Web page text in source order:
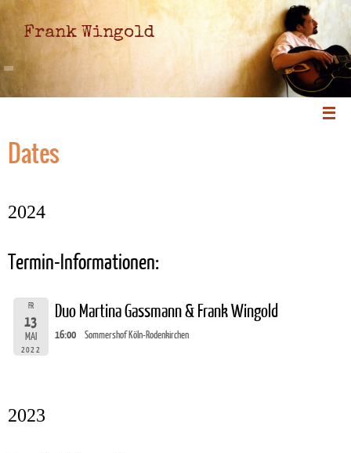
Frank Wingold
Dates
2024
Termin-Informationen:
FR
13
MAI
2022
Duo Martina Gassmann & Frank Wingold
16:00 Sommershof Köln-Rodenkirchen
2023